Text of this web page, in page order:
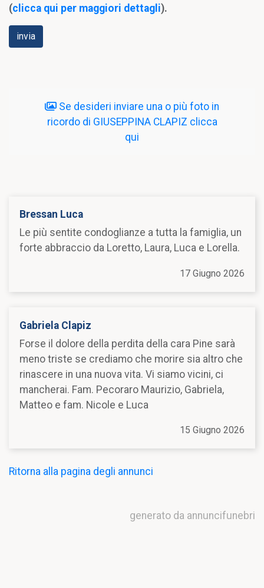
(clicca qui per maggiori dettagli).
Se desideri inviare una o più foto in
ricordo di GIUSEPPINA CLAPIZ clicca
qui
Bressan Luca
Le più sentite condoglianze a tutta la famiglia, un
forte abbraccio da Loretto, Laura, Luca e Lorella.
17 Giugno 2026
Gabriela Clapiz
Forse il dolore della perdita della cara Pine sarà
meno triste se crediamo che morire sia altro che
rinascere in una nuova vita. Vi siamo vicini, ci
mancherai. Fam. Pecoraro Maurizio, Gabriela,
Matteo e fam. Nicole e Luca
15 Giugno 2026
Ritorna alla pagina degli annunci
generato da annuncifunebri